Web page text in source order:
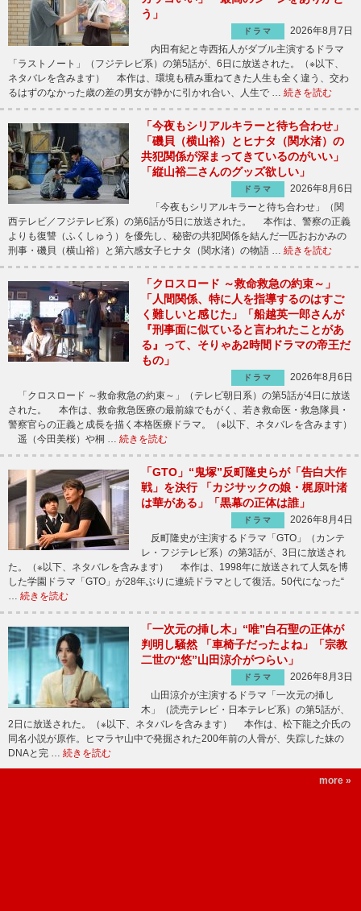
う」
ドラマ
2026年8月7日
内田有紀と寺西拓人がダブル主演するドラマ
「ラストノート」（フジテレビ系）の第5話が、6日に放送された。（※以下、
ネタバレを含みます） 本作は、環境も積み重ねてきた人生も全く違う、交わ
るはずのなかった歳の差の男女が静かに引かれ合い、人生で … 続きを読む
「今夜もシリアルキラーと待ち合わせ」
「磯貝（横山裕）とヒナタ（関水渚）の
共犯関係が深まってきているのがいい」
「縦山裕二さんのグッズ欲しい」
ドラマ
2026年8月6日
「今夜もシリアルキラーと待ち合わせ」（関
西テレビ／フジテレビ系）の第6話が5日に放送された。 本作は、警察の正義
よりも復讐（ふくしゅう）を優先し、秘密の共犯関係を結んだ一匹おおかみの
刑事・磯貝（横山裕）と第六感女子ヒナタ（関水渚）の物語 … 続きを読む
「クロスロード ～救命救急の約束～」
「人間関係、特に人を指導するのはすご
く難しいと感じた」「船越英一郎さんが
『刑事面に似ていると言われたことがあ
る』って、そりゃあ2時間ドラマの帝王だ
もの」
ドラマ
2026年8月6日
「クロスロード ～救命救急の約束～」（テレビ朝日系）の第5話が4日に放送
された。 本作は、救命救急医療の最前線でもがく、若き救命医・救急隊員・
警察官らの正義と成長を描く本格医療ドラマ。（※以下、ネタバレを含みます）
遥（今田美桜）や桐 … 続きを読む
「GTO」“鬼塚”反町隆史らが「告白大作
戦」を決行 「カジサックの娘・梶原叶渚
は華がある」「黒幕の正体は誰」
ドラマ
2026年8月4日
反町隆史が主演するドラマ「GTO」（カンテ
レ・フジテレビ系）の第3話が、3日に放送され
た。（※以下、ネタバレを含みます） 本作は、1998年に放送されて人気を博
した学園ドラマ「GTO」が28年ぶりに連続ドラマとして復活。50代になった“
… 続きを読む
「一次元の挿し木」“唯”白石聖の正体が
判明し騒然 「車椅子だったよね」「宗教
二世の“悠”山田涼介がつらい」
ドラマ
2026年8月3日
山田涼介が主演するドラマ「一次元の挿し
木」（読売テレビ・日本テレビ系）の第5話が、
2日に放送された。（※以下、ネタバレを含みます） 本作は、松下龍之介氏の
同名小説が原作。ヒマラヤ山中で発掘された200年前の人骨が、失踪した妹の
DNAと完 … 続きを読む
more »